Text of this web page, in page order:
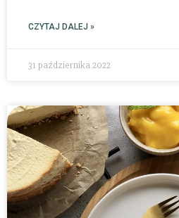
CZYTAJ DALEJ »
31 października 2022